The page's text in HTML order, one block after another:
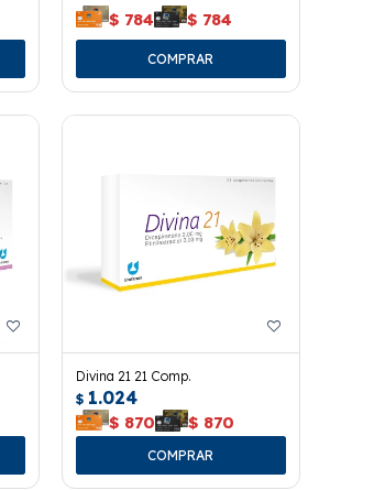
$ 784 $ 784
Divina 21 21 Comp.
$ 1.024
$ 870 $ 870